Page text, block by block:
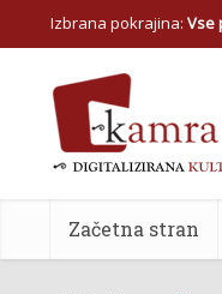
Izbrana pokrajina: Vse
Začetna stran